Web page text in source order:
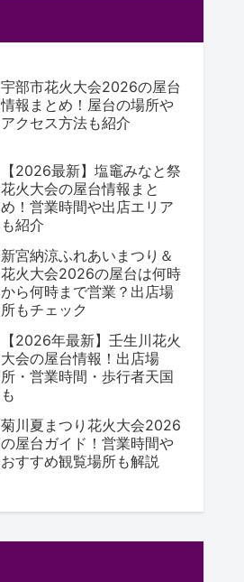
宇部市花火大会2026の屋台
情報まとめ！屋台の場所や
アクセス方法も紹介
【2026最新】塩竈みなと祭
花火大会の屋台情報まと
め！営業時間や出店エリア
も紹介
新宮納涼ふれあいまつり＆
花火大会2026の屋台は何時
から何時まで営業？出店場
所もチェック
【2026年最新】壬生川花火
大会の屋台情報！出店場
所・営業時間・歩行者天国
も
菊川夏まつり花火大会2026
の屋台ガイド！営業時間や
おすすめ観覧場所も解説